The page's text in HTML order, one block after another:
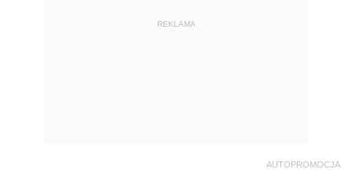
REKLAMA
AUTOPROMOCJA